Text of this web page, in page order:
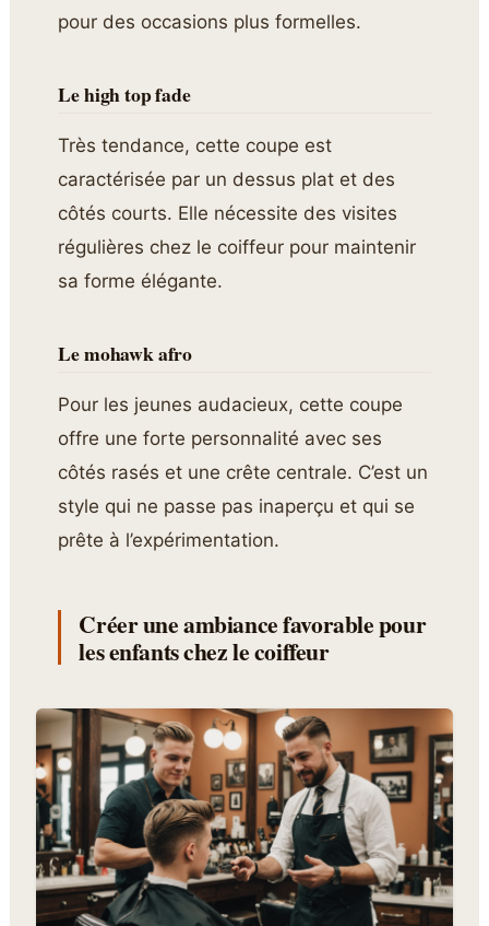
pour des occasions plus formelles.
Le high top fade
Très tendance, cette coupe est
caractérisée par un dessus plat et des
côtés courts. Elle nécessite des visites
régulières chez le coiffeur pour maintenir
sa forme élégante.
Le mohawk afro
Pour les jeunes audacieux, cette coupe
offre une forte personnalité avec ses
côtés rasés et une crête centrale. C’est un
style qui ne passe pas inaperçu et qui se
prête à l’expérimentation.
Créer une ambiance favorable pour
les enfants chez le coiffeur